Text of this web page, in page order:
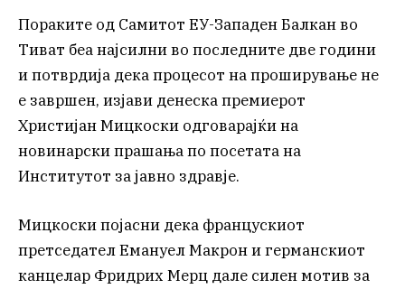
Пораките од Самитот ЕУ-Западен Балкан во
Тиват беа најсилни во последните две години
и потврдија дека процесот на проширување не
е завршен, изјави денеска премиерот
Христијан Мицкоски одговарајќи на
новинарски прашања по посетата на
Институтот за јавно здравје.
Мицкоски појасни дека францускиот
претседател Емануел Макрон и германскиот
канцелар Фридрих Мерц дале силен мотив за